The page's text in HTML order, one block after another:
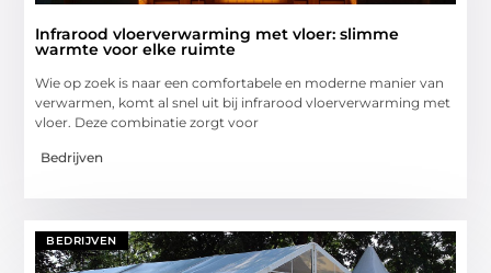
Infrarood vloerverwarming met vloer: slimme
warmte voor elke ruimte
Wie op zoek is naar een comfortabele en moderne manier van
verwarmen, komt al snel uit bij infrarood vloerverwarming met
vloer. Deze combinatie zorgt voor
Bedrijven
BEDRIJVEN